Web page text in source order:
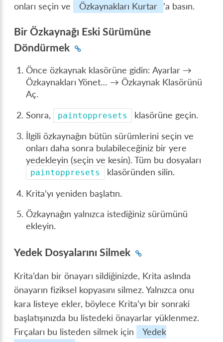
onları seçin ve
Özkaynakları Kurtar ’a basın.
Bir Özkaynağı Eski Sürümüne
Döndürmek
Önce özkaynak klasörüne gidin:Ayarlar →
Özkaynakları Yönet… → Özkaynak Klasörünü
Aç.
Sonra,
paintoppresets klasörüne geçin.
İlgili özkaynağın bütün sürümlerini seçin ve
onları daha sonra bulabileceğiniz bir yere
yedekleyin (seçin ve kesin). Tüm bu dosyaları
paintoppresets klasöründen silin.
Krita’yı yeniden başlatın.
Özkaynağın yalnızca istediğiniz sürümünü
ekleyin.
Yedek Dosyalarını Silmek
Krita’dan bir önayarı sildiğinizde, Krita aslında
önayarın fiziksel kopyasını silmez. Yalnızca onu
kara listeye ekler, böylece Krita’yı bir sonraki
başlatışınızda bu listedeki önayarlar yüklenmez.
Fırçaları bu listeden silmek için
Yedek